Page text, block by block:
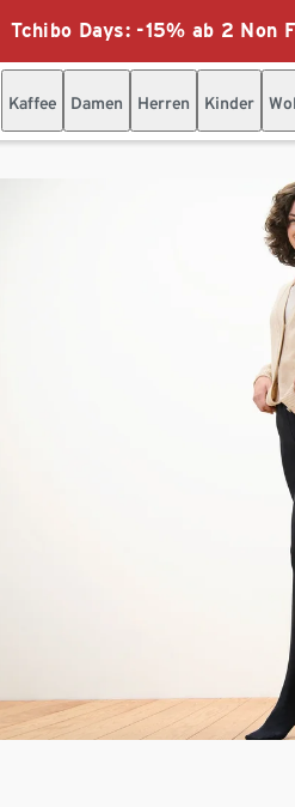
Tchibo Days: -15% ab 2 Non
Kaffee Damen Herren Kinder